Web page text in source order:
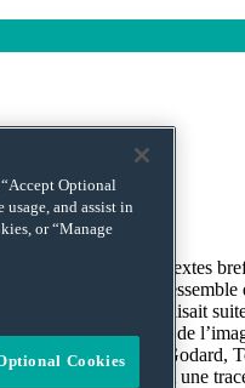
ces 109 textes
au tempo qui ne
Stock (qui faisait
avec les fantaisies de
où nous croiserons Godard,
qui laissent une
Optional
and assist in
or “Manage
Cookies